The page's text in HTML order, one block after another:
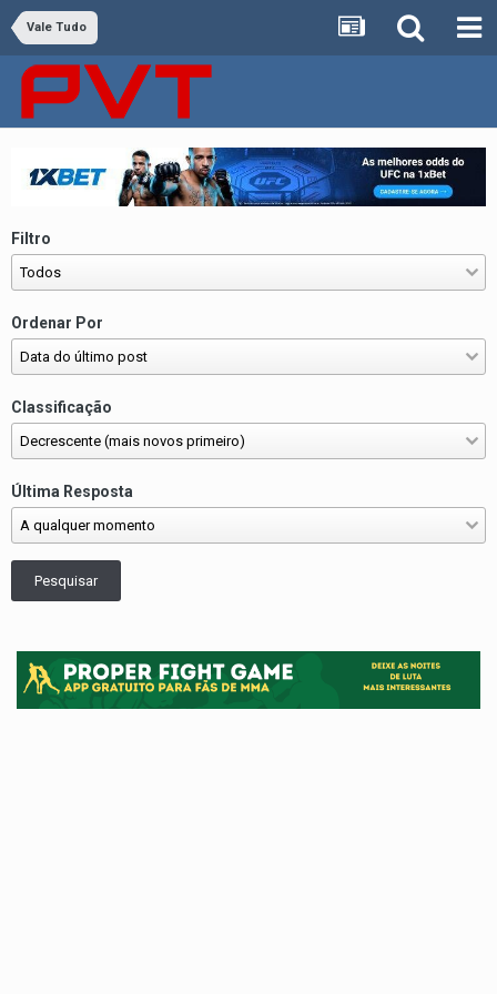
Vale Tudo
Filtro
Ordenar Por
Classificação
Última Resposta
Pesquisar